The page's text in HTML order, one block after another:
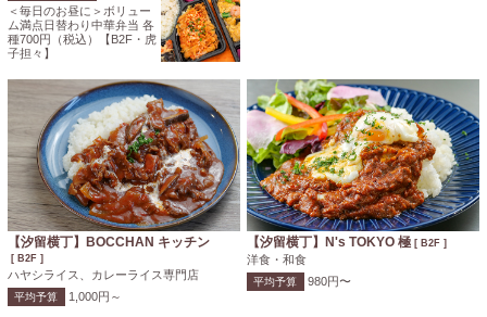
＜毎日のお昼に＞ボリュー
ム満点日替わり中華弁当 各
種700円（税込）【B2F・虎
子担々】
【汐留横丁】BOCCHAN キッチン
[ B2F ]
ハヤシライス、カレーライス専門店
平均予算 1,000円～
【汐留横丁】N's TOKYO 極 [ B2F ]
洋食・和食
平均予算 980円〜